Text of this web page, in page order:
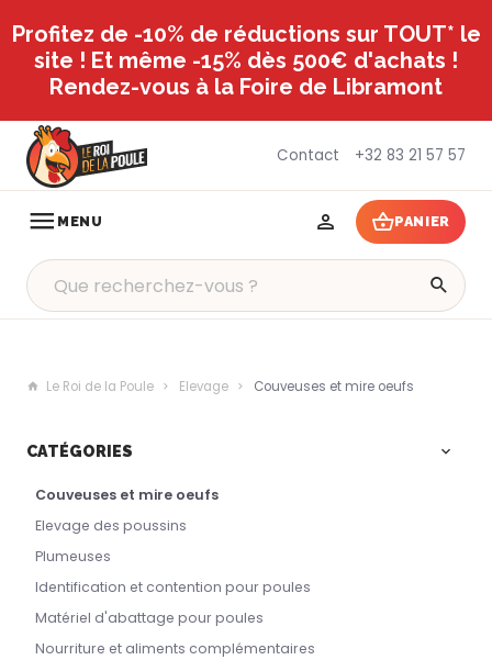
Profitez de -10% de réductions sur TOUT* le
site ! Et même -15% dès 500€ d'achats !
Rendez-vous à la Foire de Libramont
Contact +32 83 21 57 57
MENU PANIER
Le Roi de la Poule Elevage Couveuses et mire oeufs
CATÉGORIES
Couveuses et mire oeufs
Elevage des poussins
Plumeuses
Identification et contention pour poules
Matériel d'abattage pour poules
Nourriture et aliments complémentaires